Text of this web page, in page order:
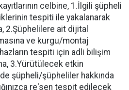
celbine, 1.İlgili şüpheli
tespiti ile yakalanarak
2.Şüphelilere ait dijital
ve kurgu/montaj
tespiti için adli bilişim
3.Yürütülecek etkin
şüpheli/şüpheliler hakkında
re'sen tespit edilecek